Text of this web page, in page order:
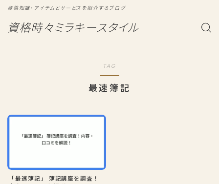
資格時々ミラキースタイル
資格知識・アイテムとサービスを紹介するブログ
TAG
最速簿記
「最速簿記」 簿記講座を調査！